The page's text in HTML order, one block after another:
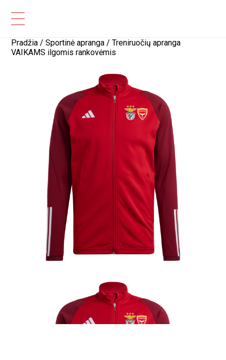
Pradžia / Sportinė apranga / Treniruočių apranga
VAIKAMS ilgomis rankovėmis